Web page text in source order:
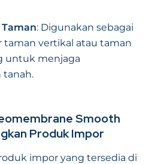
: Digunakan sebagai
taman vertikal atau taman
untuk menjaga
tanah.
Smooth
Produk Impor
impor yang tersedia di